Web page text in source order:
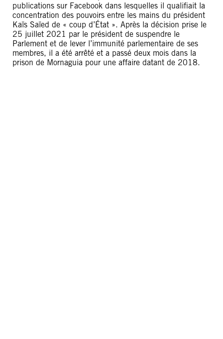
publications sur Facebook dans lesquelles il qualifiait la
concentration des pouvoirs entre les mains du président
Kaïs Saïed de « coup d’État ». Après la décision prise le
25 juillet 2021 par le président de suspendre le
Parlement et de lever l’immunité parlementaire de ses
membres, il a été arrêté et a passé deux mois dans la
prison de Mornaguia pour une affaire datant de 2018.